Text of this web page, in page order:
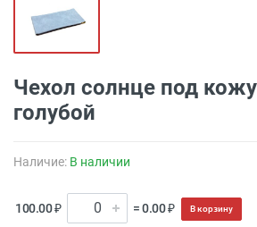
Чехол солнце под
голубой
Наличие: В наличии
100.00 ₽ = 0.00 ₽ В корзину